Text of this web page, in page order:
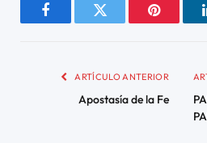
FacebookTwitter Pinterest
ARTÍCULO ANTERIOR
Apostasía de la Fe